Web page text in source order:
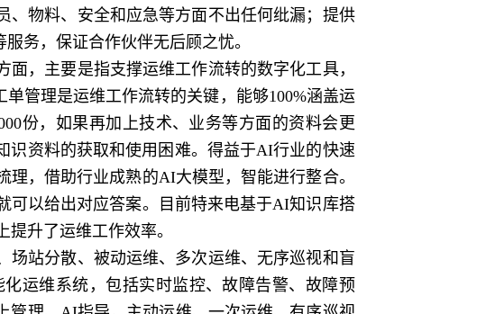
、物料、安全和应急等方面不出任何纰漏；提供
务，保证合作伙伴无后顾之忧。
，主要是指支撑运维工作流转的数字化工具，
管理是运维工作流转的关键，能够100%涵盖运
份，如果再加上技术、业务等方面的资料会更
识资料的获取和使用困难。得益于AI行业的快速
，借助行业成熟的AI大模型，智能进行整合。
可以给出对应答案。目前特来电基于AI知识库搭
升了运维工作效率。
站分散、被动运维、多次运维、无序巡视和盲
运维系统，包括实时监控、故障告警、故障预